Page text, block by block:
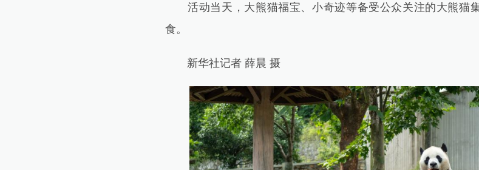
活动当天，大熊猫福宝、小奇迹等备受公众关注的大熊猫
食。
新华社记者 薛晨 摄